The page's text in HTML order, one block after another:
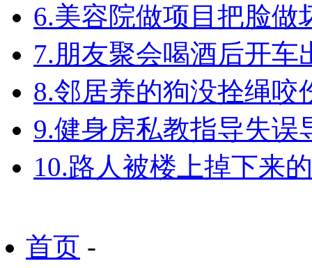
6.美容院做项目把脸做
7.朋友聚会喝酒后开
8.邻居养的狗没拴绳
9.健身房私教指导失
10.路人被楼上掉下来
首页 -